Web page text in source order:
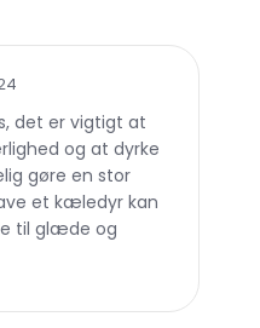
det er vigtigt at
og at dyrke
gøre en stor
et kæledyr kan
til glæde og